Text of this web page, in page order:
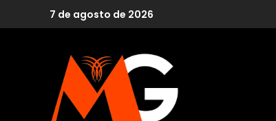
7 de agosto de 2026